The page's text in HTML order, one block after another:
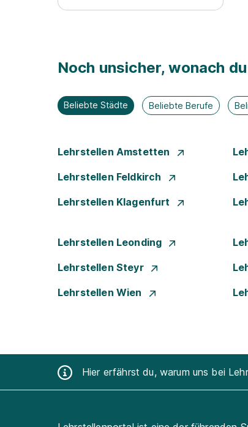
Noch unsicher, wonach
Beliebte Städte Beliebte Berufe
Lehrstellen Amstetten
Lehrstellen Feldkirch
Lehrstellen Klagenfurt
Lehrstellen Leonding
Lehrstellen Steyr
Lehrstellen Wien
Hier erfährst du, warum uns bei